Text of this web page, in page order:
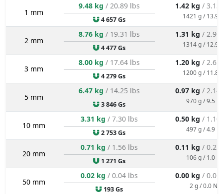
1 mm
9.48 kg / 20.89 lbs
4 657 Gs
1.42 kg / 3.13
1421 g / 13.9
2 mm
8.76 kg / 19.31 lbs
4 477 Gs
1.31 kg / 2.90
1314 g / 12.9
3 mm
8.00 kg / 17.64 lbs
4 279 Gs
1.20 kg / 2.65
1200 g / 11.8
5 mm
6.47 kg / 14.25 lbs
3 846 Gs
0.97 kg / 2.14
970 g / 9.5 N
10 mm
3.31 kg / 7.30 lbs
2 753 Gs
0.50 kg / 1.10
497 g / 4.9 N
20 mm
0.71 kg / 1.56 lbs
1 271 Gs
0.11 kg / 0.23
106 g / 1.0 N
50 mm
0.02 kg / 0.04 lbs
193 Gs
0.00 kg / 0.01
2 g / 0.0 N